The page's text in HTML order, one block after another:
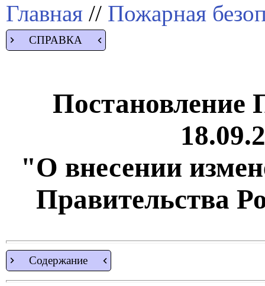
Главная // Пожарная
СПРАВКА
Постановление
"О внесении
Правительства
Содержание